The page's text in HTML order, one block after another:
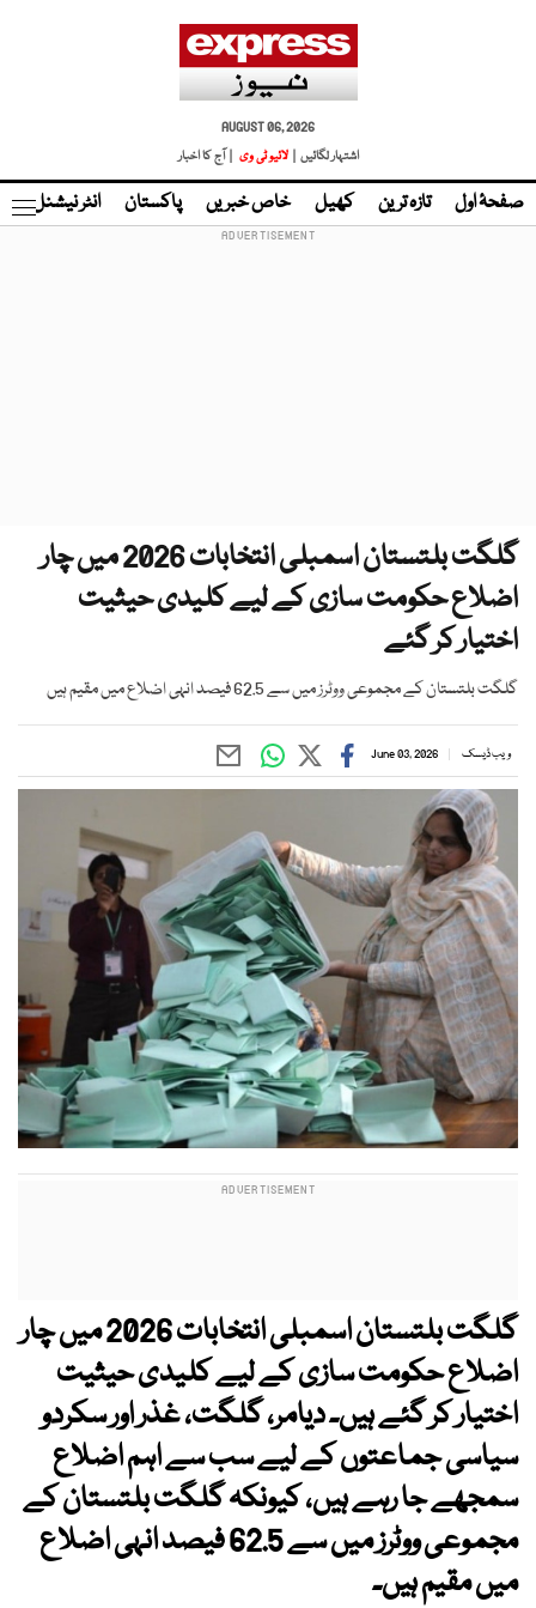
AUGUST 06, 2026
اشتہار لگائیں |
لائیو ٹی وی | آج کا اخبار
صفحۂ اول تازہ ترین کھیل خاص خبریں پاکستان انٹر نیشنل
گلگت بلتستان اسمبلی انتخابات 2026 میں چار
اضلاع حکومت سازی کے لیے کلیدی حیثیت
اختیار کر گئے
گلگت بلتستان کے مجموعی ووٹرز میں سے 62.5 فیصد انہی اضلاع میں مقیم ہیں
ویب ڈیسک June 03, 2026
گلگت بلتستان اسمبلی انتخابات 2026 میں چار
اضلاع حکومت سازی کے لیے کلیدی حیثیت
اختیار کر گئے ہیں۔ دیامر، گلگت، غذر اور سکردو
سیاسی جماعتوں کے لیے سب سے اہم اضلاع
سمجھے جا رہے ہیں، کیونکہ گلگت بلتستان کے
مجموعی ووٹرز میں سے 62.5 فیصد انہی اضلاع
میں مقیم ہیں۔